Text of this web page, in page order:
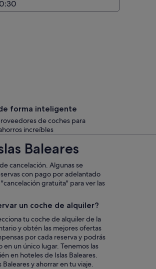
forma inteligente
de coches para
increíbles
Baleares
cancelación. Algunas se
con pago por adelantado
gratuita" para ver las
un coche de alquiler?
tu coche de alquiler de la
y obtén las mejores ofertas
por cada reserva y podrás
un único lugar. Tenemos las
en hoteles de Islas Baleares.
y ahorrar en tu viaje.